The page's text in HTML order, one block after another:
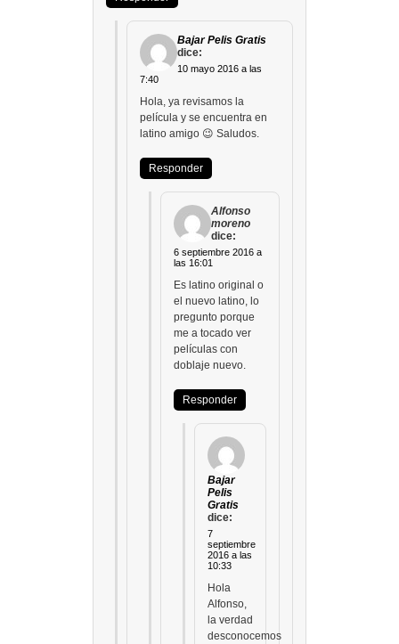
Bajar Pelis Gratis
dice:
10 mayo 2016 a las
7:40
Hola, ya revisamos la
película y se encuentra en
latino amigo 😉 Saludos.
Responder
Alfonso
moreno
dice:
6 septiembre 2016 a
las 16:01
Es latino original o
el nuevo latino, lo
pregunto porque
me a tocado ver
películas con
doblaje nuevo.
Responder
Bajar
Pelis
Gratis
dice:
7
septiembre
2016 a las
10:33
Hola
Alfonso,
la verdad
desconocemos